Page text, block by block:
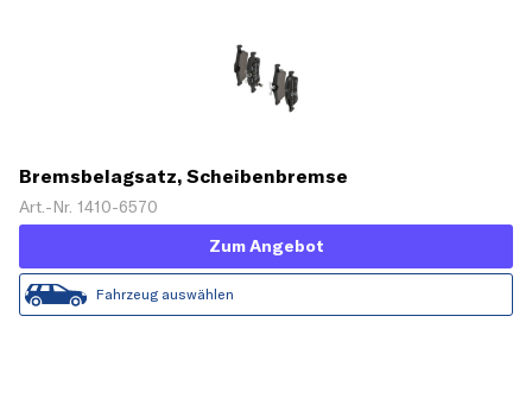
Bremsbelagsatz, Scheibenbremse
Art.-Nr. 1410-6570
Zum Angebot
Fahrzeug auswählen